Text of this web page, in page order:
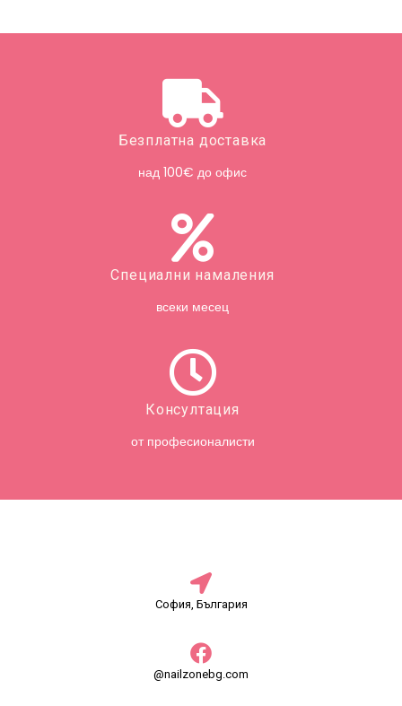
Безплатна доставка
над 100€ до офис
Специални намаления
всеки месец
Консултация
от професионалисти
София, България
@nailzonebg.com